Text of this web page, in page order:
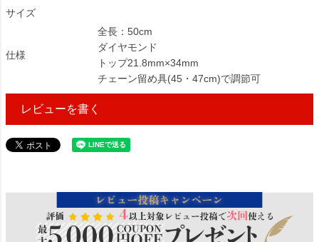
サイズ
仕様
全長：50cm
ダイヤモンド
トップ21.8mm×34mm
チェーン留め具(45・47cm)で調節可
レビューを書く